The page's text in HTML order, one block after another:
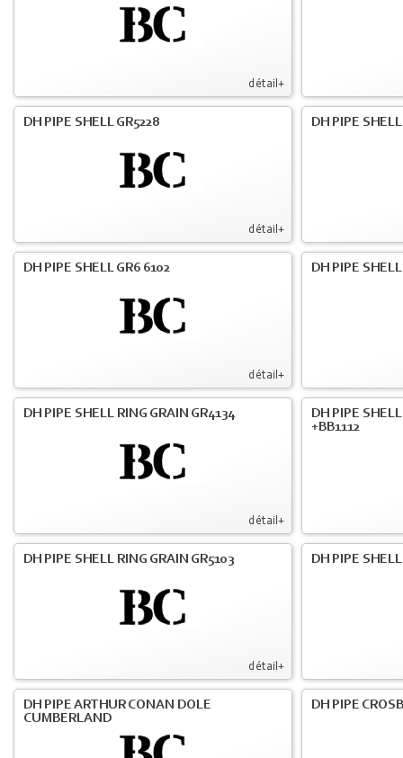
détail+
détail+
DH PIPE SHELL GR5228 DH PIPE
détail+
DH PIPE SHELL GR6 6102 DH PIPE
détail+
DH PIPE SHELL RING GRAIN GR4134
DH PIPE
+BB1112
détail+
DH PIPE SHELL RING GRAIN GR5103 DH PIPE
DH PIPE ARTHUR CONAN DOLE
CUMBERLAND
DH PIPE